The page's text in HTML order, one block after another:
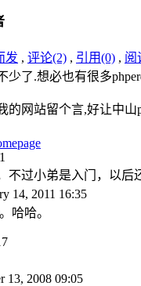
发 , 评论(2) , 引用(0) , 阅
少了.想必也有很多
的网站留个言,好让中山
不过小弟是入门，以
14, 2011 16:35
哈哈。
13, 2008 09:05